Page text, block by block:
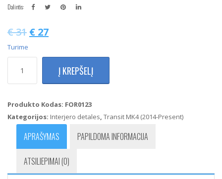
Dalintis:
€31 € 27
Turime
kiekis:
MK8
2019
2020
Langų
Į KREPŠELĮ
Produkto Kodas: FOR0123
Kategorijos: Interjero detales, Transit MK4 (2014-Present)
APRAŠYMAS PAPILDOMA INFORMACIJA
ATSILIEPIMAI (0)